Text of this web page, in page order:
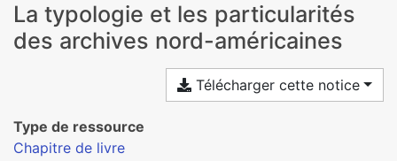
La typologie et les particularités
des archives nord-américaines
Télécharger cette notice
Type de ressource
Chapitre de livre